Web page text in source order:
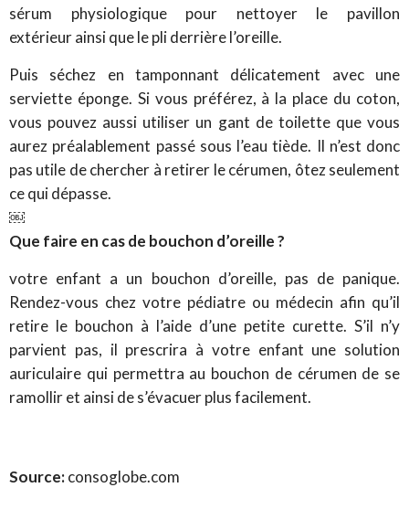
sérum physiologique pour nettoyer le pavillon
extérieur ainsi que le pli derrière l’oreille.
Puis séchez en tamponnant délicatement avec une
serviette éponge. Si vous préférez, à la place du coton,
vous pouvez aussi utiliser un gant de toilette que vous
aurez préalablement passé sous l’eau tiède. Il n’est donc
pas utile de chercher à retirer le cérumen, ôtez seulement
ce qui dépasse.
￼
Que faire en cas de bouchon d’oreille ?
votre enfant a un bouchon d’oreille, pas de panique.
Rendez-vous chez votre pédiatre ou médecin afin qu’il
retire le bouchon à l’aide d’une petite curette. S’il n’y
parvient pas, il prescrira à votre enfant une solution
auriculaire qui permettra au bouchon de cérumen de se
ramollir et ainsi de s’évacuer plus facilement.
Source:consoglobe.com